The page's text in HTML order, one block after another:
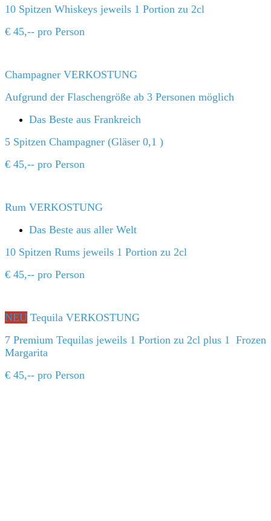
10 Spitzen Whiskeys jeweils 1 Portion zu 2cl
€ 45,-- pro Person
Champagner VERKOSTUNG
Aufgrund der Flaschengröße ab 3 Personen möglich
Das Beste aus Frankreich
5 Spitzen Champagner (Gläser 0,1 )
€ 45,-- pro Person
Rum VERKOSTUNG
Das Beste aus aller Welt
10 Spitzen Rums jeweils 1 Portion zu 2cl
€ 45,-- pro Person
NEU Tequila VERKOSTUNG
7 Premium Tequilas jeweils 1 Portion zu 2cl plus 1 Frozen
Margarita
€ 45,-- pro Person